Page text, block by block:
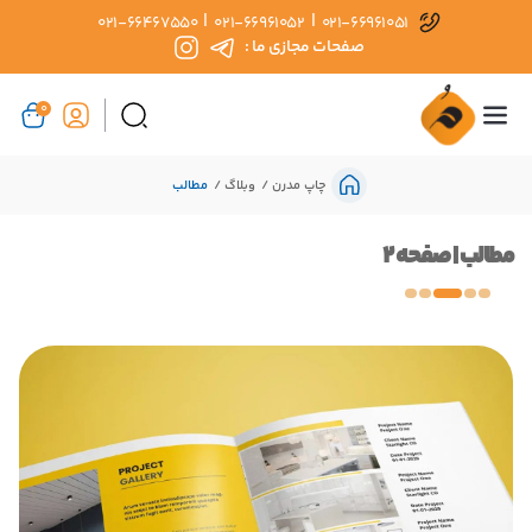
021-66961051
|
021-66961052
|
021-66467550
صفحات مجازی ما :
0
چاپ مدرن وبلاگ مطالب
مطالب | صفحه 2